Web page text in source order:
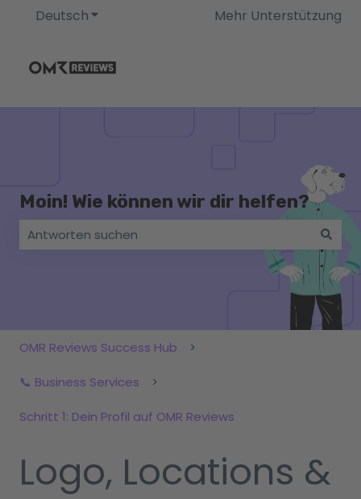
DeutschUntermenü für Übersetzungen anzeigen
Mehr Unterstützung
Moin! Wie können wir dir helfen?
Es gibt keine Vorschläge, da das Suchfeld leer ist.
OMR Reviews Success Hub
📞 Business Services
Schritt 1: Dein Profil auf OMR Reviews
Logo, Locations &